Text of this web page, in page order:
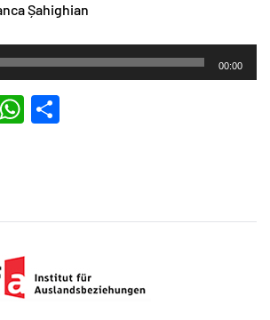
Șahighian
00:00
WhatsApp